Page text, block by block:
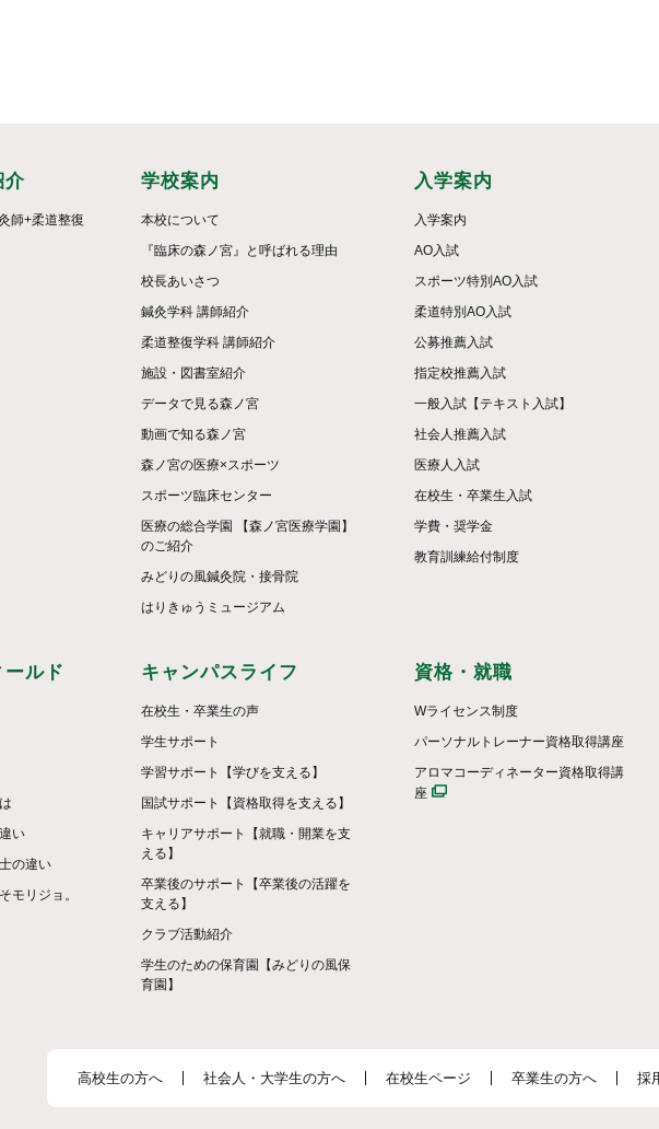
介
師+柔道整復
学校案内
本校について
『臨床の森ノ宮』と呼ばれる理由
校長あいさつ
鍼灸学科 講師紹介
柔道整復学科 講師紹介
施設・図書室紹介
データで見る森ノ宮
動画で知る森ノ宮
森ノ宮の医療×スポーツ
スポーツ臨床センター
医療の総合学園 【森ノ宮医療学園】
のご紹介
みどりの風鍼灸院・接骨院
はりきゅうミュージアム
入学案内
入学案内
AO入試
スポーツ特別AO入試
柔道特別AO入試
公募推薦入試
指定校推薦入試
一般入試【テキスト入試】
社会人推薦入試
医療人入試
在校生・卒業生入試
学費・奨学金
教育訓練給付制度
ルド
い
の違い
モリジョ。
キャンパスライフ
在校生・卒業生の声
学生サポート
学習サポート【学びを支える】
国試サポート【資格取得を支える】
キャリアサポート【就職・開業を支
える】
卒業後のサポート【卒業後の活躍を
支える】
クラブ活動紹介
学生のための保育園【みどりの風保
育園】
資格・就職
Wライセンス制度
パーソナルトレーナー資格取得講座
アロマコーディネーター資格取得講
座
高校生の方へ 社会人・大学生の方へ 在校生ページ 卒業生の方へ 採